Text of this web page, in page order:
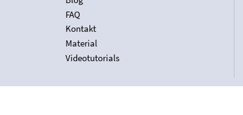
FAQ
Kontakt
Material
Videotutorials